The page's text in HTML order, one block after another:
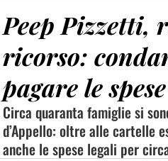
Peep Pizzetti,
ricorso:
pagare le spese
Circa quaranta famiglie si
d’Appello: oltre alle cartelle
anche le spese legali per